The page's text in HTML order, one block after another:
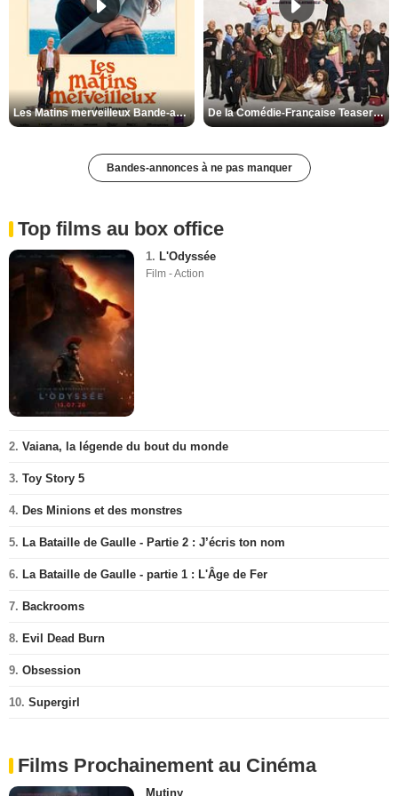
Les Matins merveilleux Bande-annonce VF De la Comédie-Française Teaser VF
Bandes-annonces à ne pas manquer
Top films au box office
1. L'Odyssée
Film - Action
2. Vaiana, la légende du bout du monde
3. Toy Story 5
4. Des Minions et des monstres
5. La Bataille de Gaulle - Partie 2 : J’écris ton nom
6. La Bataille de Gaulle - partie 1 : L'Âge de Fer
7. Backrooms
8. Evil Dead Burn
9. Obsession
10. Supergirl
Films Prochainement au Cinéma
Mutiny